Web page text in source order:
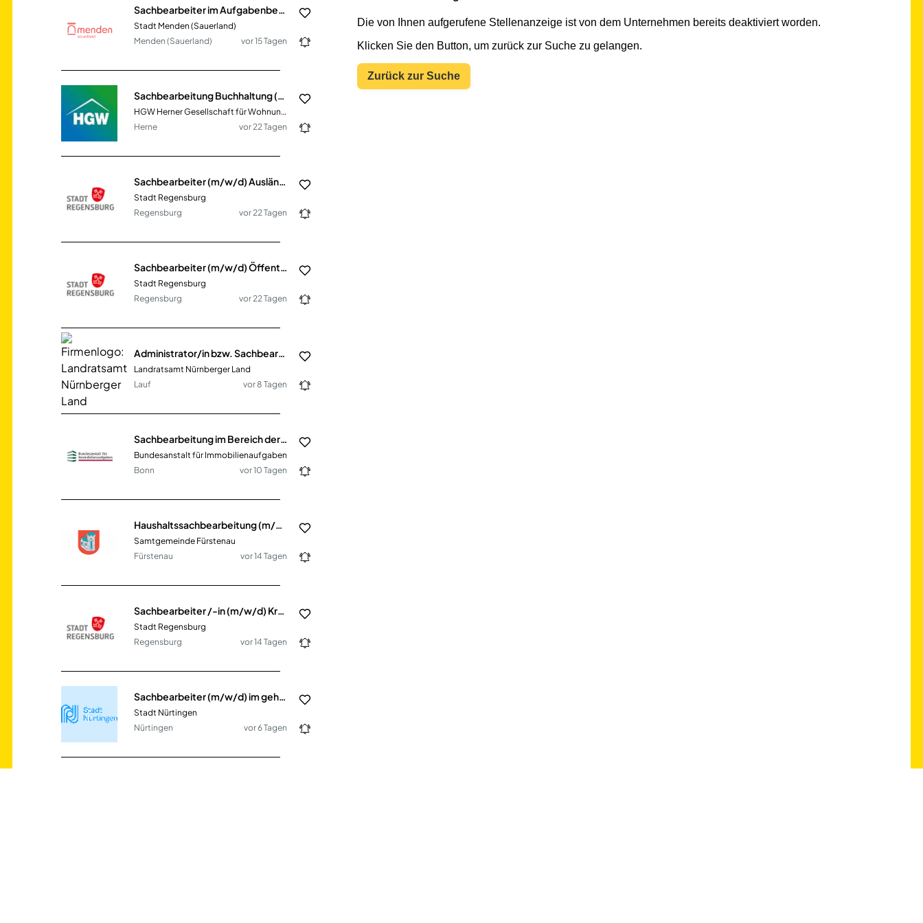
Stadt Menden (Sauerland)
Menden (Sauerland)
vor 15 Tagen
Sachbearbeitung Buchhaltung (m/w/d)
HGW Herner Gesellschaft für Wohnungsbau mbH
Herne
vor 22 Tagen
Sachbearbeiter (m/w/d) Ausländerangelegenheiten
Stadt Regensburg
Regensburg
vor 22 Tagen
Stadt Regensburg
Regensburg
vor 22 Tagen
Administrator/in bzw. Sachbearbeiter/in im Bereich Digitalisierung (m/w/d)
Landratsamt Nürnberger Land
Lauf
vor 8 Tagen
Sachbearbeitung im Bereich der Verkehrssicherung der Sparte Bundesforst (m/w/d)
Bundesanstalt für Immobilienaufgaben
Bonn
vor 10 Tagen
Haushaltssachbearbeitung (m/w/d)
Samtgemeinde Fürstenau
Fürstenau
vor 14 Tagen
Sachbearbeiter /-in (m/w/d) Kraftfahrzeugzulassungswesen
Stadt Regensburg
Regensburg
vor 14 Tagen
Sachbearbeiter (m/w/d) im gehobenen Dienst
Stadt Nürtingen
Nürtingen
vor 6 Tagen